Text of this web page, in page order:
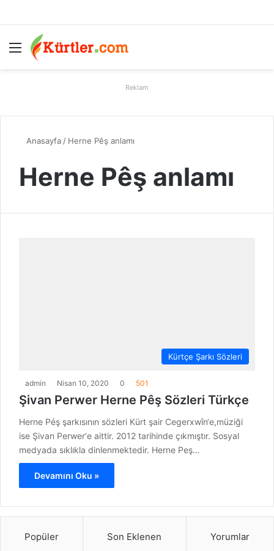
Menü
Reklam
Anasayfa / Herne Pêş anlamı
Herne Pêş anlamı
Kürtçe Şarkı Sözleri
admin Nisan 10, 2020 0 501
Şivan Perwer Herne Pêş Sözleri Türkçe
Herne Péş şarkısının sözleri Kürt şair Cegerxwîn‘e,müziği
ise Şivan Perwer‘e aittir. 2012 tarihinde çıkmıştır. Sosyal
medyada sıklıkla dinlenmektedir. Herne Peş…
Devamını Oku »
Popüler Son Eklenen Yorumlar